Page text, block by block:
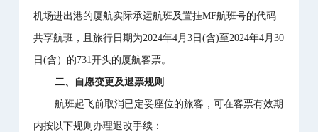
机场进出港的厦航实际承运航班及置挂MF航班号的代码
共享航班，且旅行日期为2024年4月3日(含)至2024年4月30
日(含）的731开头的厦航客票。
二、自愿变更及退票规则
航班起飞前取消已定妥座位的旅客，可在客票有效期
内按以下规则办理退改手续：